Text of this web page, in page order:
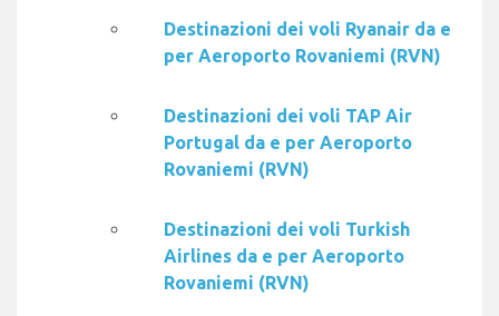
Destinazioni dei voli Ryanair da e
per Aeroporto Rovaniemi (RVN)
Destinazioni dei voli TAP Air
Portugal da e per Aeroporto
Rovaniemi (RVN)
Destinazioni dei voli Turkish
Airlines da e per Aeroporto
Rovaniemi (RVN)